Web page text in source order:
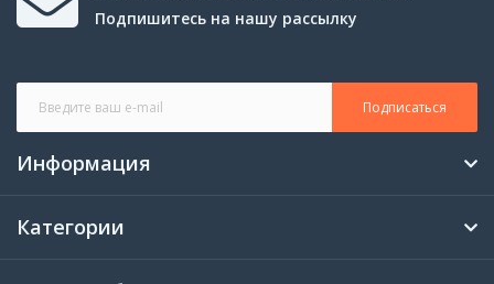
Подпишитесь на нашу рассылку
Подписаться
Информация
Категории